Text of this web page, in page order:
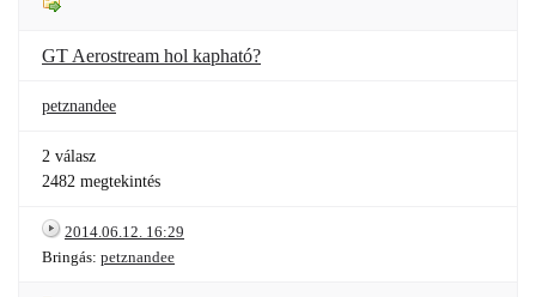
GT Aerostream hol kapható?
petznandee
2 válasz
2482 megtekintés
2014.06.12. 16:29
Bringás: petznandee